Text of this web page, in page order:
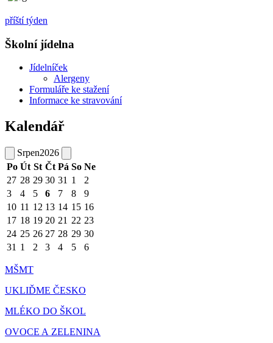
příští týden
Školní jídelna
Jídelníček
Alergeny
Formuláře ke stažení
Informace ke stravování
Kalendář
Srpen2026
Po Út St Čt Pá So Ne
27 28 29 30 31 1
2
3
4 5 6 7 8
9
10 11 12 13 14 15 16
17 18 19 20 21 22 23
24 25 26 27 28 29 30
31 1 2 3 4 5 6
MŠMT
UKLIĎME ČESKO
MLÉKO DO ŠKOL
OVOCE A ZELENINA